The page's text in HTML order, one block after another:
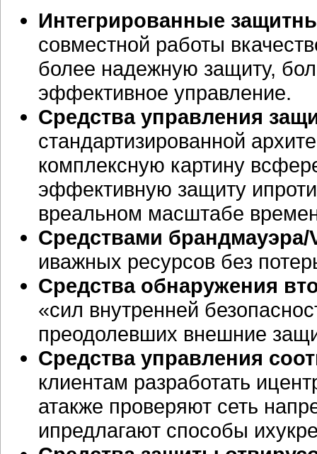
Интегрированные
совместной работы
более надежную защиту,
эффективное управление.
Средства управления
стандартизированной
комплексную картину
эффективную защиту
вреальном масштабе
Средствами брандмауэра/
иважных ресурсов без
Средства обнаружения
«сил внутренней
преодолевших внешние
Средства управления
клиентам разработать
атакже проверяют сеть
ипредлагают способы